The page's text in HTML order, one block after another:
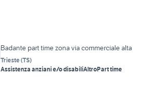
Badante part time zona via commerciale alta
Trieste(TS)
Assistenza anziani e/o disabiliAltroPart time